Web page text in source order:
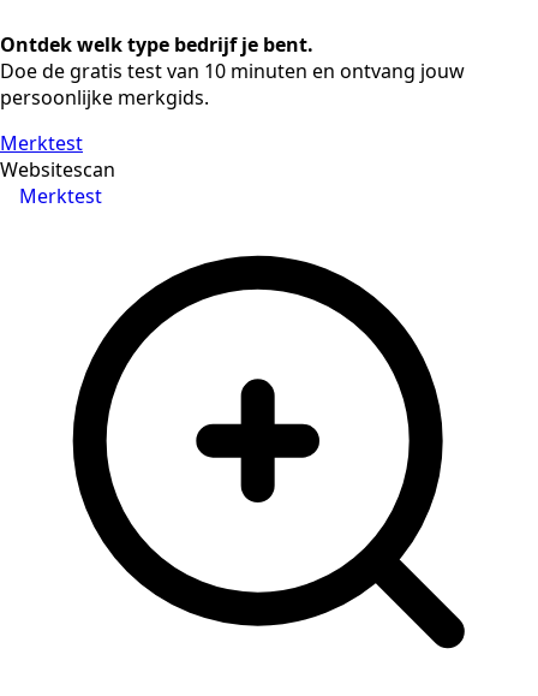
Ontdek welk type bedrijf je bent.
Doe de gratis test van 10 minuten en ontvang jouw
persoonlijke merkgids.
Merktest
Merktest
Websitescan